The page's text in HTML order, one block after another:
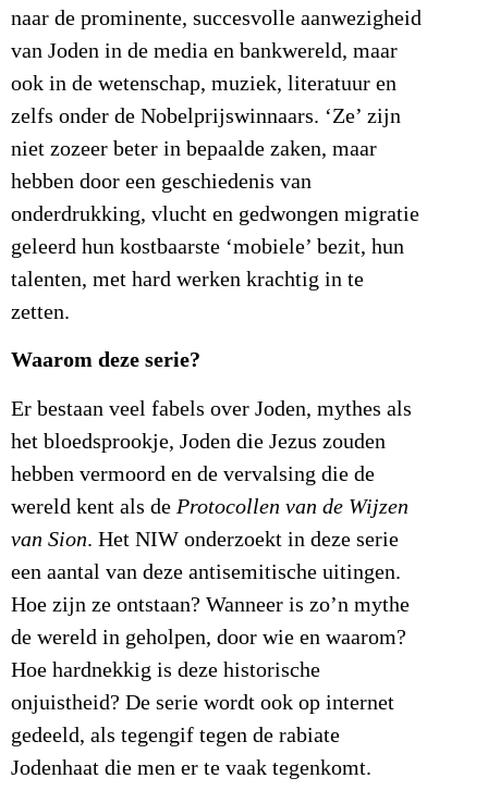
naar de prominente, succesvolle aanwezigheid
van Joden in de media en bankwereld, maar
ook in de wetenschap, muziek, literatuur en
zelfs onder de Nobelprijswinnaars. ‘Ze’ zijn
niet zozeer beter in bepaalde zaken, maar
hebben door een geschiedenis van
onderdrukking, vlucht en gedwongen migratie
geleerd hun kostbaarste ‘mobiele’ bezit, hun
talenten, met hard werken krachtig in te
zetten.
Waarom deze serie?
Er bestaan veel fabels over Joden, mythes als
het bloedsprookje, Joden die Jezus zouden
hebben vermoord en de vervalsing die de
wereld kent als de Protocollen van de Wijzen
van Sion. Het NIW onderzoekt in deze serie
een aantal van deze antisemitische uitingen.
Hoe zijn ze ontstaan? Wanneer is zo’n mythe
de wereld in geholpen, door wie en waarom?
Hoe hardnekkig is deze historische
onjuistheid? De serie wordt ook op internet
gedeeld, als tegengif tegen de rabiate
Jodenhaat die men er te vaak tegenkomt.